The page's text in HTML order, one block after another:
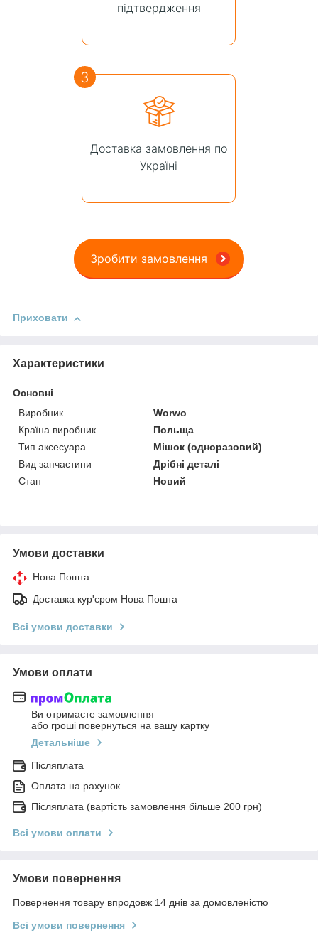
підтвердження
3
Доставка замовлення по
Україні
Зробити замовлення
Приховати
Характеристики
Основні
Виробник
Worwo
Країна виробник
Польща
Тип аксесуара
Мішок (одноразовий)
Вид запчастини
Дрібні деталі
Стан
Новий
Умови доставки
Нова Пошта
Доставка кур'єром Нова Пошта
Всі умови доставки
Умови оплати
Ви отримаєте замовлення
або гроші повернуться на вашу картку
Детальніше
Післяплата
Оплата на рахунок
Післяплата (вартість замовлення більше 200 грн)
Всі умови оплати
Умови повернення
Повернення товару впродовж 14 днів за домовленістю
Всі умови повернення